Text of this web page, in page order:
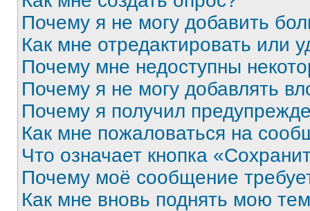
Почему я не могу добавить
Как мне отредактировать или
Почему мне недоступны
Почему я не могу добавлять
Почему я получил
Как мне пожаловаться на
Что означает кнопка
Почему моё сообщение
Как мне вновь поднять мою